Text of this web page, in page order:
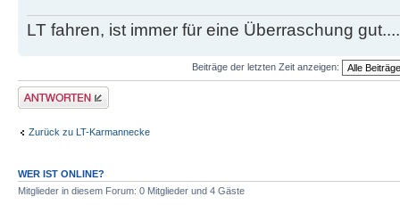
LT fahren, ist immer für eine Überraschung
Beiträge der letzten Zeit anzeigen:
Antwort erstellen
Zurück zu LT-Karmannecke
WER IST ONLINE?
Mitglieder in diesem Forum: 0 Mitglieder und 4 Gäste